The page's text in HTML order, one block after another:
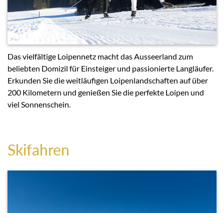
Das vielfältige Loipennetz macht das Ausseerland zum
beliebten Domizil für Einsteiger und passionierte Langläufer.
Erkunden Sie die weitläufigen Loipenlandschaften auf über
200 Kilometern und genießen Sie die perfekte Loipen und
viel Sonnenschein.
Skifahren